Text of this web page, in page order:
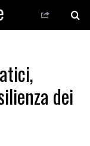
dei